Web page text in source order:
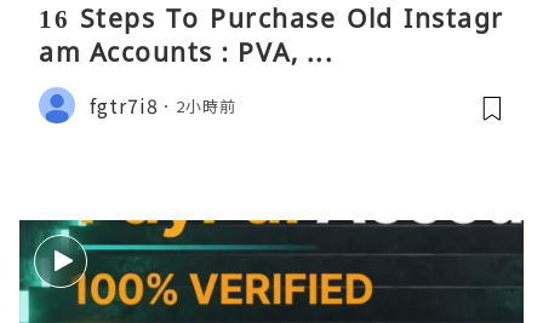
16 Steps To Purchase Old Instagr
am Accounts : PVA, ...
fgtr7i8 2小時前